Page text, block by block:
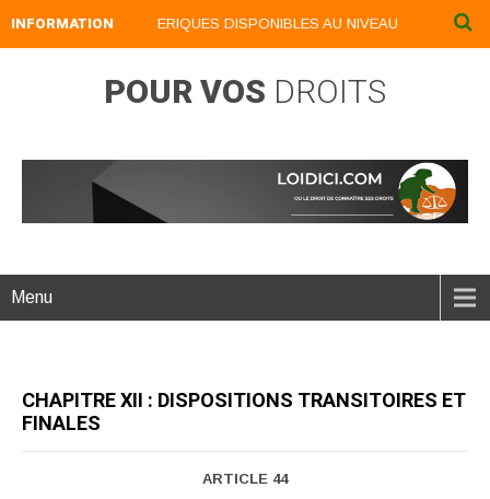
INFORMATION
NOS LIVRES NUMERIQUES DISPONIBLES AU NIVEAU DU MENU
POUR VOS DROITS
Menu
CHAPITRE XII : DISPOSITIONS TRANSITOIRES ET
FINALES
ARTICLE 44